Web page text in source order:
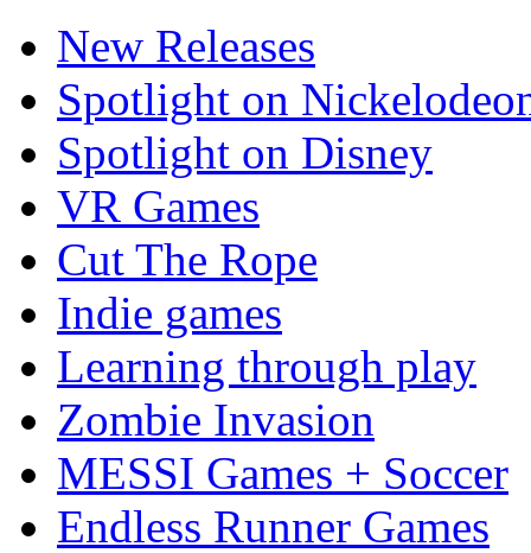
New Releases
Spotlight on
Spotlight on Disney
VR Games
Cut The Rope
Indie games
Learning through play
Zombie Invasion
MESSI Games + Soccer
Endless Runner Games